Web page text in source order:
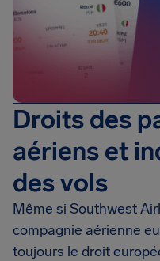
Droits des
aériens et
des vols
Même si Southwest
compagnie aérienne
toujours le droit